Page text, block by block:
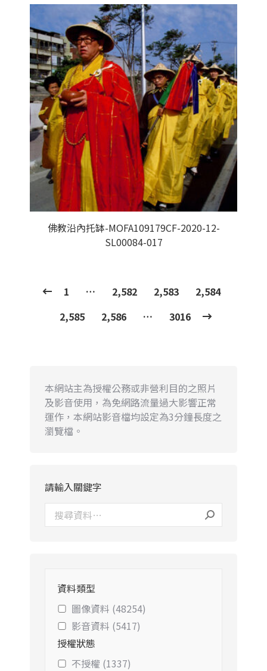
佛教沿內托缽-MOFA109179CF-2020-12-
SL00084-017
1 … 2,582 2,583
2,584
2,585
2,586 … 3016
本網站主為授權公務或非營利目的之照片
及影音使用，為免網路流量過大影響正常
運作，本網站影音檔均設定為3分鐘長度之
瀏覽檔。
請輸入關鍵字
資料類型
圖像資料 (48254)
影音資料 (5417)
授權狀態
不授權 (1337)